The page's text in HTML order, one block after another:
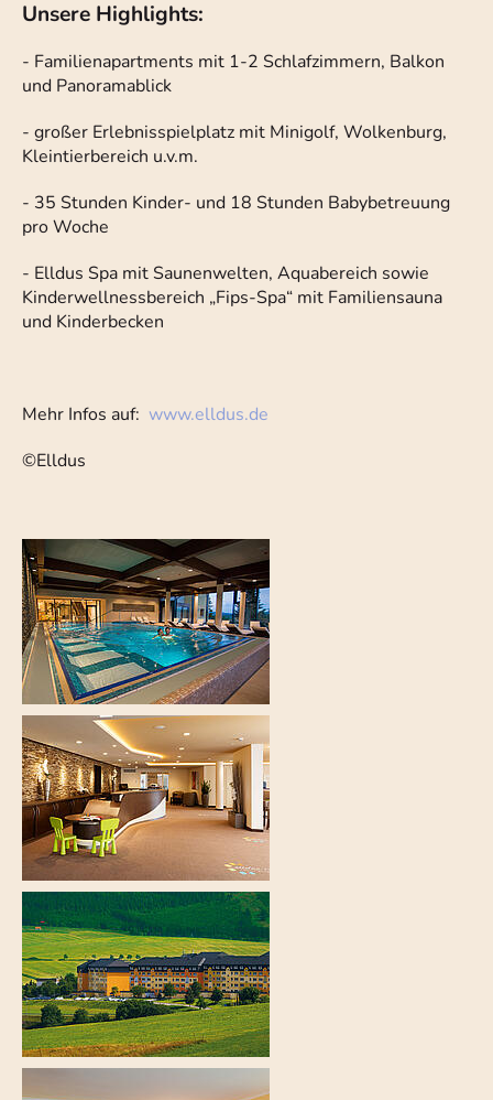
Unsere Highlights:
- Familienapartments mit 1-2 Schlafzimmern, Balkon
und Panoramablick
- großer Erlebnisspielplatz mit Minigolf, Wolkenburg,
Kleintierbereich u.v.m.
- 35 Stunden Kinder- und 18 Stunden Babybetreuung
pro Woche
- Elldus Spa mit Saunenwelten, Aquabereich sowie
Kinderwellnessbereich „Fips-Spa“ mit Familiensauna
und Kinderbecken
Mehr Infos auf: www.elldus.de
©Elldus